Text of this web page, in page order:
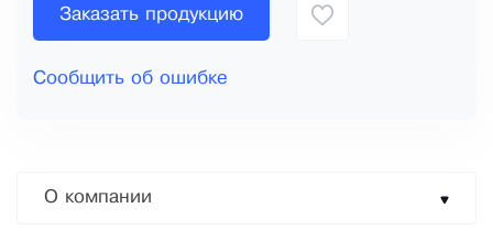
Заказать продукцию
Сообщить об ошибке
О компании